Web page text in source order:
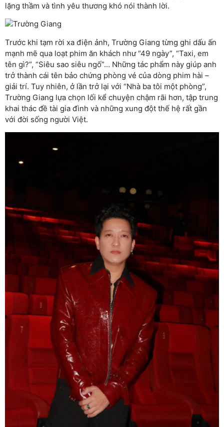
lặng thầm và tình yêu thương khó nói thành lời.
Trước khi tạm rời xa điện ảnh, Trường Giang từng ghi dấu ấn
mạnh mẽ qua loạt phim ăn khách như “49 ngày”, “Taxi, em
tên gì?”, “Siêu sao siêu ngố”… Những tác phẩm này giúp anh
trở thành cái tên bảo chứng phòng vé của dòng phim hài –
giải trí. Tuy nhiên, ở lần trở lại với “Nhà ba tôi một phòng”,
Trường Giang lựa chọn lối kể chuyện chậm rãi hơn, tập trung
khai thác đề tài gia đình và những xung đột thế hệ rất gần
với đời sống người Việt.